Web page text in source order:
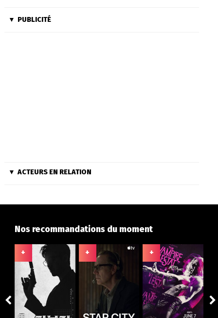
PUBLICITÉ
ACTEURS EN RELATION
Nos recommandations du moment
+ + +